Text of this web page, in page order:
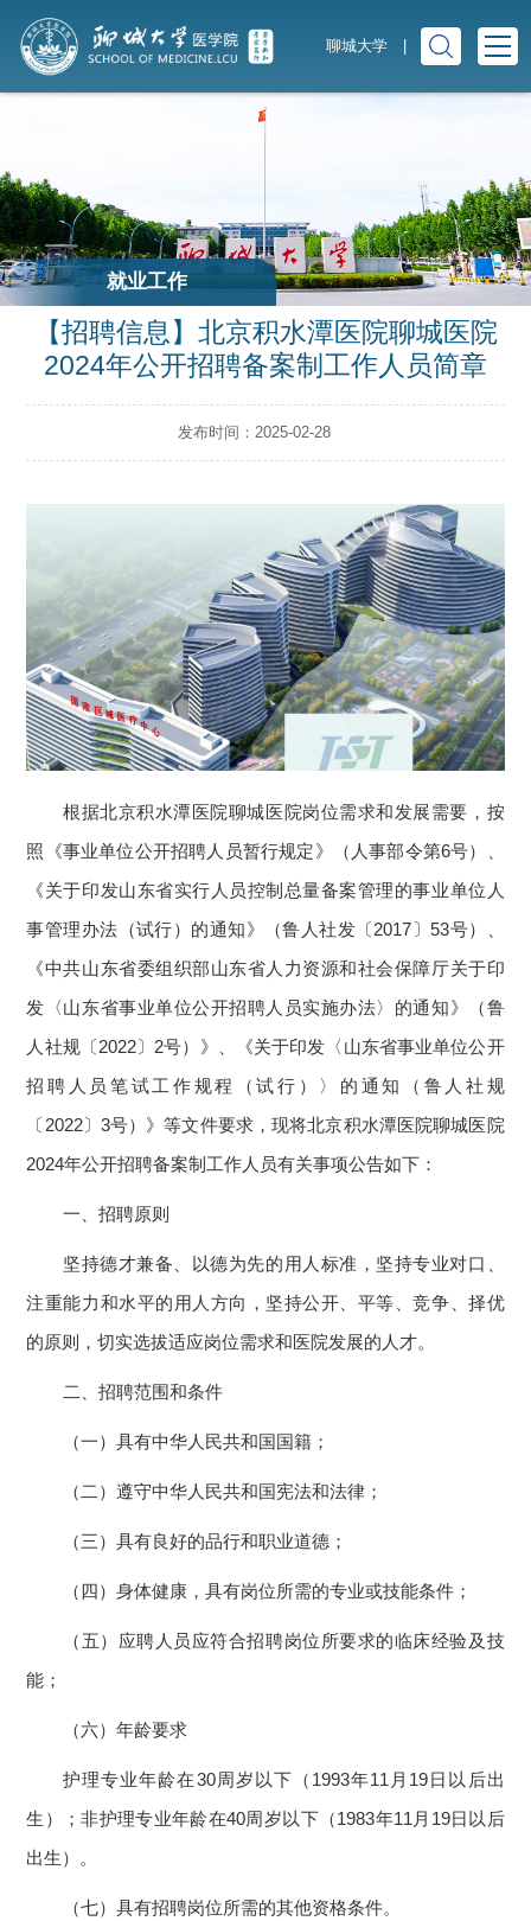
聊城大学
就业工作
【招聘信息】北京积水潭医院聊城医院
2024年公开招聘备案制工作人员简章
发布时间：2025-02-28
根据北京积水潭医院聊城医院岗位需求和发展需要，按
照《事业单位公开招聘人员暂行规定》（人事部令第6号）、
《关于印发山东省实行人员控制总量备案管理的事业单位人
事管理办法（试行）的通知》（鲁人社发〔2017〕53号）、
《中共山东省委组织部山东省人力资源和社会保障厅关于印
发〈山东省事业单位公开招聘人员实施办法〉的通知》（鲁
人社规〔2022〕2号）》、《关于印发〈山东省事业单位公开
招聘人员笔试工作规程（试行）〉的通知（鲁人社规
〔2022〕3号）》等文件要求，现将北京积水潭医院聊城医院
2024年公开招聘备案制工作人员有关事项公告如下：
一、招聘原则
坚持德才兼备、以德为先的用人标准，坚持专业对口、
注重能力和水平的用人方向，坚持公开、平等、竞争、择优
的原则，切实选拔适应岗位需求和医院发展的人才。
二、招聘范围和条件
（一）具有中华人民共和国国籍；
（二）遵守中华人民共和国宪法和法律；
（三）具有良好的品行和职业道德；
（四）身体健康，具有岗位所需的专业或技能条件；
（五）应聘人员应符合招聘岗位所要求的临床经验及技
能；
（六）年龄要求
护理专业年龄在30周岁以下（1993年11月19日以后出
生）；非护理专业年龄在40周岁以下（1983年11月19日以后
出生）。
（七）具有招聘岗位所需的其他资格条件。